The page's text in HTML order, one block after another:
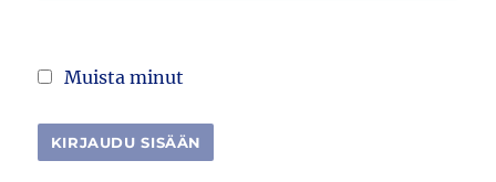
Muista minut